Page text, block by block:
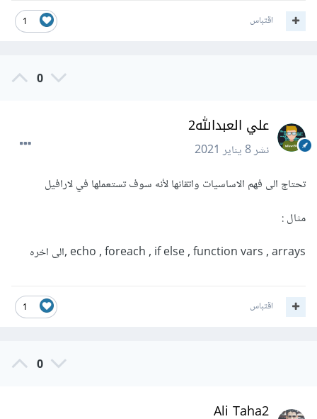
1 اقتباس
0
علي العبدالله2
نشر8 يناير 2021
تحتاج الى فهم الاساسيات واتقانها لأنه سوف تستعملها في لارافيل
مثال :
echo , foreach , if else , function vars , arrays ,الى اخره
1 اقتباس
0
Ali Taha2